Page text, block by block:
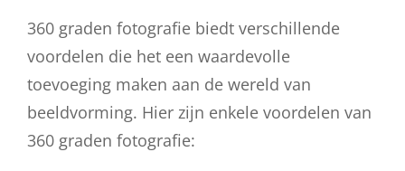
360 graden fotografie biedt verschillende
voordelen die het een waardevolle
toevoeging maken aan de wereld van
beeldvorming. Hier zijn enkele voordelen van
360 graden fotografie: